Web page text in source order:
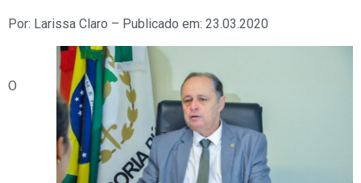
Por: Larissa Claro – Publicado em: 23.03.2020
O